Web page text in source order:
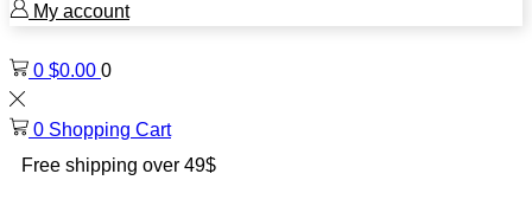
My account
0 $0.00 0
0 Shopping Cart
Free shipping over 49$